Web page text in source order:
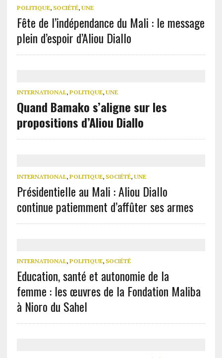
POLITIQUE, SOCIÉTÉ, UNE
Fête de l’indépendance du Mali : le message
plein d’espoir d’Aliou Diallo
INTERNATIONAL, POLITIQUE, UNE
Quand Bamako s’aligne sur les
propositions d’Aliou Diallo
INTERNATIONAL, POLITIQUE, SOCIÉTÉ, UNE
Présidentielle au Mali : Aliou Diallo
continue patiemment d’affûter ses armes
INTERNATIONAL, POLITIQUE, SOCIÉTÉ
Education, santé et autonomie de la
femme : les œuvres de la Fondation Maliba
à Nioro du Sahel